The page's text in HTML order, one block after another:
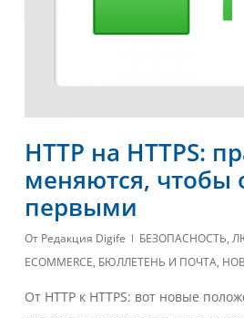
HTTP на HTTPS:
меняются, чтобы
первыми
От Редакция Digife БЕЗОПАСНОСТЬ,
ECOMMERCE, БЮЛЛЕТЕНЬ И ПОЧТА,
От HTTP к HTTPS: вот новые